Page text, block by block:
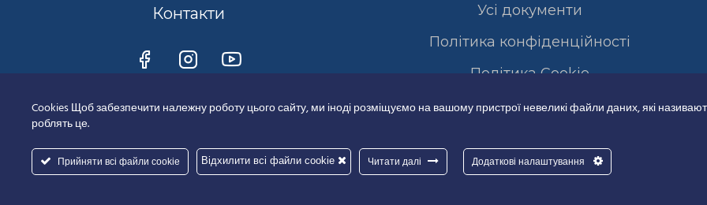
Контакти
Усі документи
Політика конфіденційності
Полiтика Cookie
Good-IT.com.ua for Biolights - All rights reserved.
Cookies Щоб забезпечити належну роботу цього сайту, ми іноді розміщуємо на вашому пристрої невеликі файли даних, які
роблять це.
Прийняти всі файли cookie Відхилити всі файли cookie Читати далі Додаткові налаштування